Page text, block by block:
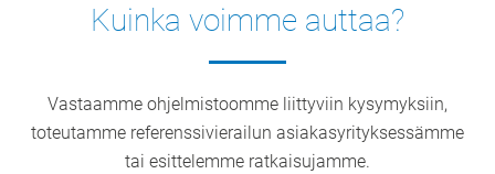
Kuinka voimme auttaa?
Vastaamme ohjelmistoomme liittyviin kysymyksiin,
toteutamme referenssivierailun asiakasyrityksessämme
tai esittelemme ratkaisujamme.